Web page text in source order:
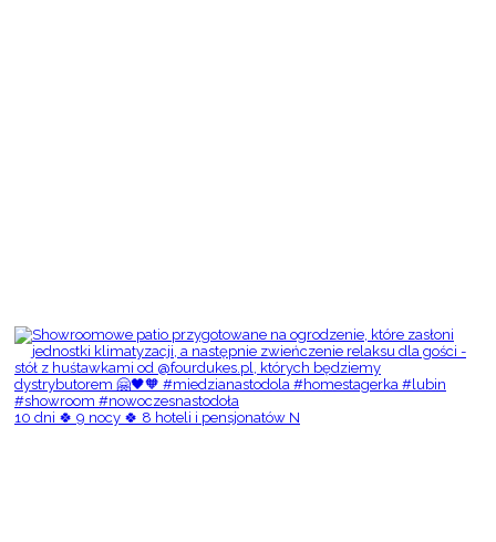
10 dni 🍀 9 nocy 🍀 8 hoteli i pensjonatów N